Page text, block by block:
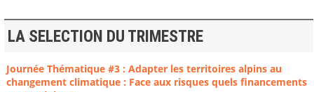
LA SELECTION DU TRIMESTRE
Journée Thématique #3 : Adapter les territoires alpins au
changement climatique : Face aux risques quels financements